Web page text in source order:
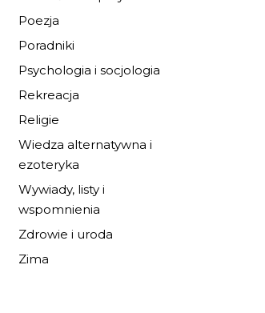
Poezja
Poradniki
Psychologia i socjologia
Rekreacja
Religie
Wiedza alternatywna i
ezoteryka
Wywiady, listy i
wspomnienia
Zdrowie i uroda
Zima